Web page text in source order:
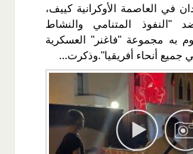
في العاصمة الأوكرانية كييف،
"النفوذ المتنامي والنشاط
به مجموعة "فاغنر" العسكرية
جميع أنحاء أفريقيا".وذكرت...